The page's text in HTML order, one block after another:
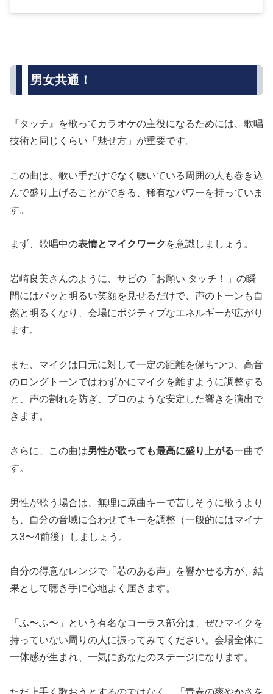
男女共通！
『タッチ』を歌ってカラオケの主役になるためには、歌唱
技術と同じくらい「魅せ方」が重要です。
この曲は、歌い手だけでなく聴いている周囲の人も巻き込
んで盛り上げることができる、稀有なパワーを持っていま
す。
まず、歌唱中の表情とマイクワーク を意識しましょう。
岩崎良美さんのように、サビの「お願い タッチ！」の瞬
間にはパッと明るい笑顔を見せるだけで、声のトーンも自
然と明るくなり、会場にポジティブなエネルギーが広がり
ます。
また、マイクは口元に対して一定の距離を保ちつつ、高音
のロングトーンではわずかにマイクを離すように調整する
と、声の割れを防ぎ、プロのような安定した響きを演出で
きます。
さらに、この曲は男性が歌っても最高に盛り上がる一曲で
す。
男性が歌う場合は、無理に原曲キーで苦しそうに歌うより
も、自分の音域に合わせてキーを調整（一般的にはマイナ
ス3〜4前後）しましょう。
自分の得意なレンジで「芯のある声」を響かせる方が、結
果として聴き手に心地よく届きます。
「ふ〜ふ〜」という有名なコーラス部分は、ぜひマイクを
持っていない周りの人に振ってみてください。会場全体に
一体感が生まれ、一気にあなたのステージになります。
ただ上手く歌おうとするのではなく、「青春の爽やかさを